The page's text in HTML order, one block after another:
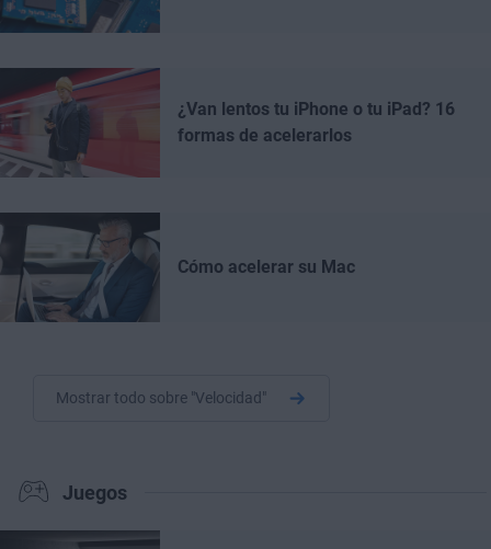
¿Van lentos tu iPhone o tu iPad? 16
formas de acelerarlos
Cómo acelerar su Mac
Mostrar todo sobre "Velocidad"
Juegos